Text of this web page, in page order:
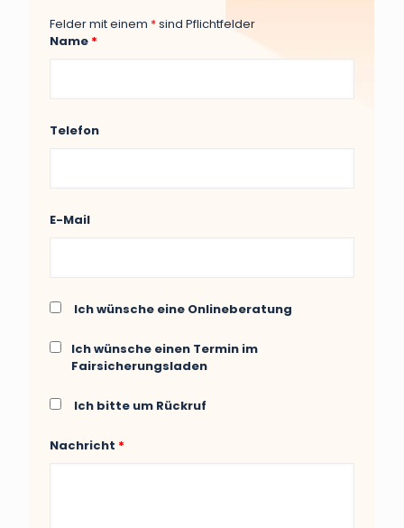
Felder mit einem *sind Pflichtfelder
Name *
Telefon
E-Mail
Ich wünsche eine Onlineberatung
Ich wünsche einen Termin im
Fairsicherungsladen
Ich bitte um Rückruf
Nachricht *